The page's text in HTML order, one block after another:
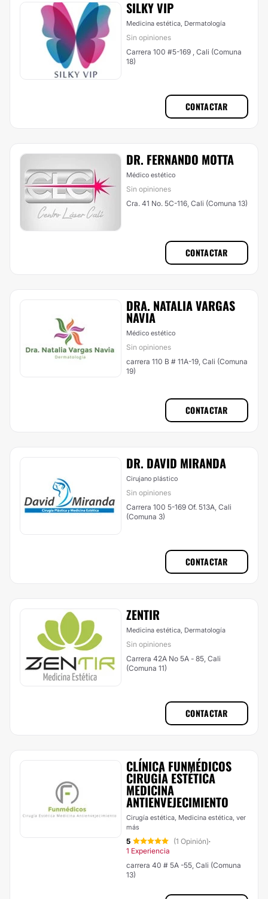
SILKY VIP
Medicina estética, Dermatología
Sin opiniones
Carrera 100 #5-169 , Cali (Comuna
18)
CONTACTAR
DR. FERNANDO MOTTA
Médico estético
Sin opiniones
Cra. 41 No. 5C-116, Cali (Comuna 13)
CONTACTAR
DRA. NATALIA VARGAS
NAVIA
Médico estético
Sin opiniones
carrera 110 B # 11A-19, Cali (Comuna
19)
CONTACTAR
DR. DAVID MIRANDA
Cirujano plástico
Sin opiniones
Carrera 100 5-169 Of. 513A, Cali
(Comuna 3)
CONTACTAR
ZENTIR
Medicina estética, Dermatología
Sin opiniones
Carrera 42A No 5A - 85, Cali
(Comuna 11)
CONTACTAR
CLÍNICA FUNMÉDICOS
CIRUGÍA ESTÉTICA
MEDICINA
ANTIENVEJECIMIENTO
Cirugía estética, Medicina estética, ver
más
5 (1 Opinión)·
1 Experiencia
carrera 40 # 5A -55, Cali (Comuna
13)